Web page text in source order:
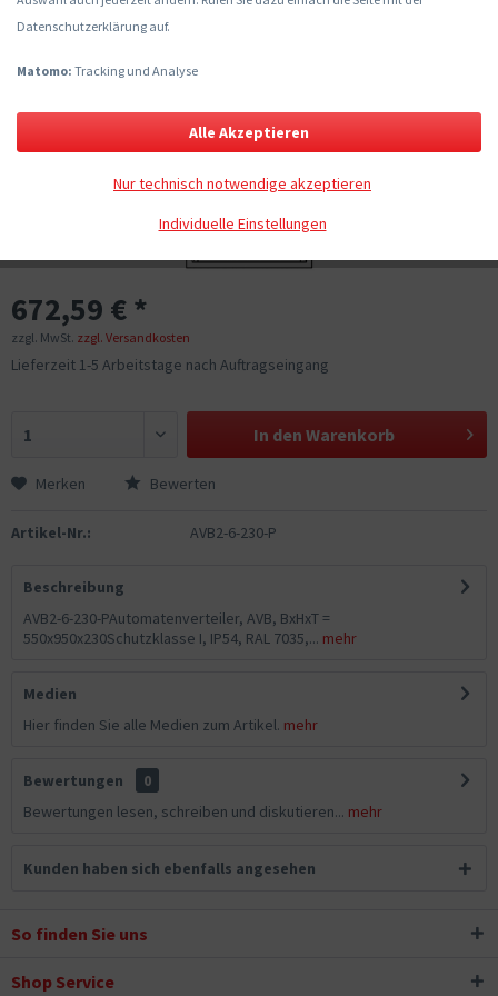
672,59 € *
zzgl. MwSt. zzgl. Versandkosten
Lieferzeit 1-5 Arbeitstage nach Auftragseingang
In den Warenkorb
Merken Bewerten
Artikel-Nr.: AVB2-6-230-P
Beschreibung
AVB2-6-230-PAutomatenverteiler, AVB, BxHxT =
550x950x230Schutzklasse I, IP54, RAL 7035,... mehr
Medien
Hier finden Sie alle Medien zum Artikel. mehr
Bewertungen
0
Bewertungen lesen, schreiben und diskutieren... mehr
Kunden haben sich ebenfalls angesehen
So finden Sie uns
Shop Service
Datenschutzerklärung auf.
Matomo: Tracking und Analyse
Individuelle Einstellungen
Nur technisch notwendige akzeptieren
Alle Akzeptieren